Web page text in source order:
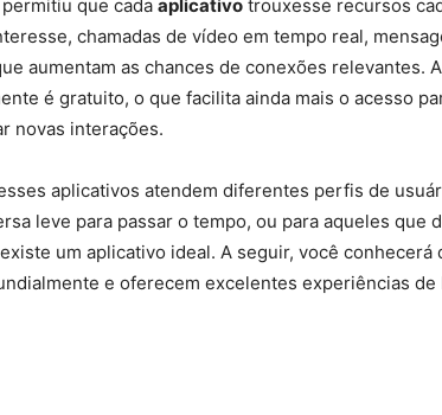
que cada aplicativo trouxesse recursos
chamadas de vídeo em tempo real,
aumentam as chances de conexões relevantes.
é gratuito, o que facilita ainda mais o acesso
novas interações.
aplicativos atendem diferentes perfis de
leve para passar o tempo, ou para aqueles que
um aplicativo ideal. A seguir, você conhecerá
e oferecem excelentes experiências de